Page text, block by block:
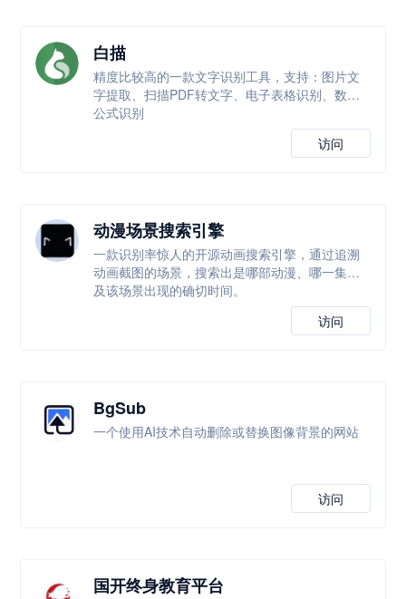
白描
精度比较高的一款文字识别工具，支持：图片文
字提取、扫描PDF转文字、电子表格识别、数学
公式识别
访问
动漫场景搜索引擎
一款识别率惊人的开源动画搜索引擎，通过追溯
动画截图的场景，搜索出是哪部动漫、哪一集以
及该场景出现的确切时间。
访问
BgSub
一个使用AI技术自动删除或替换图像背景的网站
访问
国开终身教育平台